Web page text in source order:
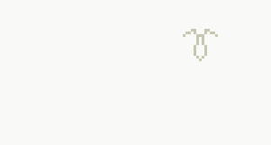
👔